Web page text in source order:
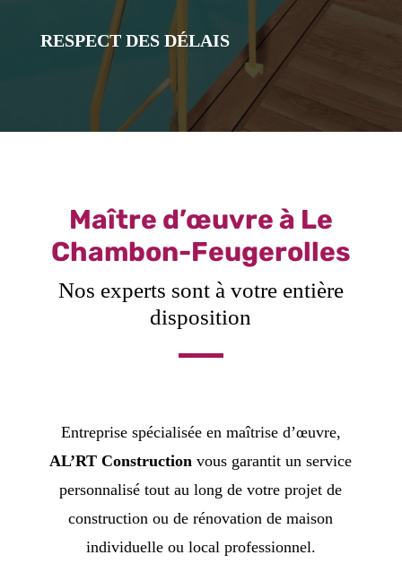
RESPECT DES DÉLAIS
Maître d’œuvre à Le
Chambon-Feugerolles
Nos experts sont à votre entière
disposition
Entreprise spécialisée en maîtrise d’œuvre,
AL’RT Construction vous garantit un service
personnalisé tout au long de votre projet de
construction ou de rénovation de maison
individuelle ou local professionnel.